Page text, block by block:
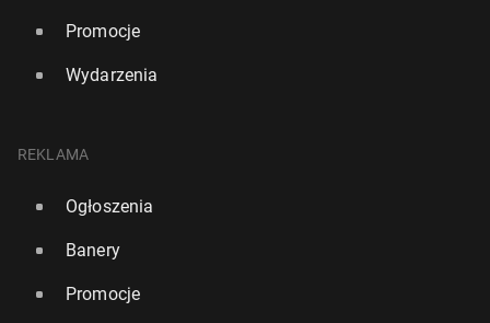
Promocje
Wydarzenia
REKLAMA
Ogłoszenia
Banery
Promocje